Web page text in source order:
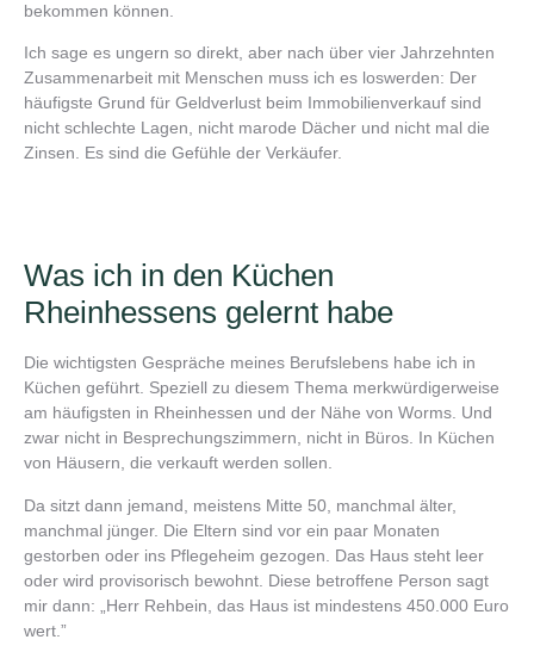
bekommen können.
Ich sage es ungern so direkt, aber nach über vier Jahrzehnten
Zusammenarbeit mit Menschen muss ich es loswerden: Der
häufigste Grund für Geldverlust beim Immobilienverkauf sind
nicht schlechte Lagen, nicht marode Dächer und nicht mal die
Zinsen. Es sind die Gefühle der Verkäufer.
Was ich in den Küchen
Rheinhessens gelernt habe
Die wichtigsten Gespräche meines Berufslebens habe ich in
Küchen geführt. Speziell zu diesem Thema merkwürdigerweise
am häufigsten in Rheinhessen und der Nähe von Worms. Und
zwar nicht in Besprechungszimmern, nicht in Büros. In Küchen
von Häusern, die verkauft werden sollen.
Da sitzt dann jemand, meistens Mitte 50, manchmal älter,
manchmal jünger. Die Eltern sind vor ein paar Monaten
gestorben oder ins Pflegeheim gezogen. Das Haus steht leer
oder wird provisorisch bewohnt. Diese betroffene Person sagt
mir dann: „Herr Rehbein, das Haus ist mindestens 450.000 Euro
wert.”